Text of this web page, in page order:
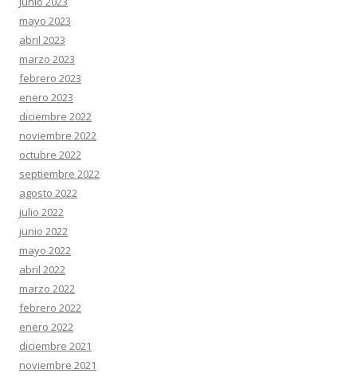
mayo 2023
abril 2023
marzo 2023
febrero 2023
enero 2023
diciembre 2022
noviembre 2022
octubre 2022
septiembre 2022
agosto 2022
julio 2022
junio 2022
mayo 2022
abril 2022
marzo 2022
febrero 2022
enero 2022
diciembre 2021
noviembre 2021